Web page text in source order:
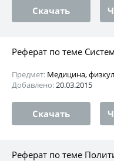
Скачать
Реферат по теме
Предмет: Медицина,
Добавлено:20.03.2015
Скачать
Реферат по теме